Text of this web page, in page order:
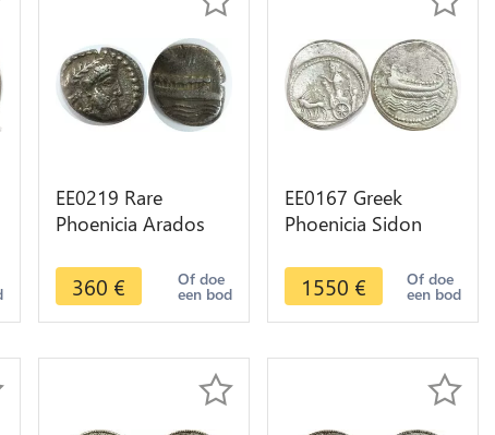
EE0219 Rare
Phoenicia Arados
BC Prow galley
waves Silver
360 € Of doe
een bod
EE0167 Greek
Phoenicia Sidon
Mazday Eber Nari
353-333 BC
1550 € Of doe
een bod